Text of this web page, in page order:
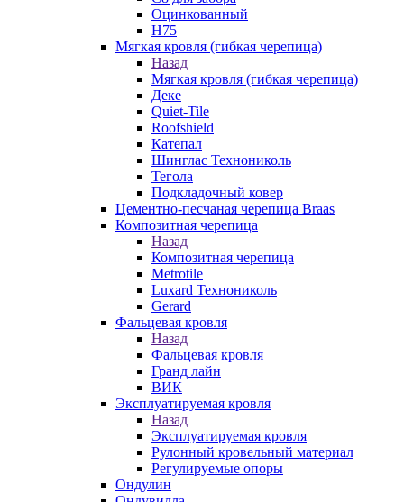
Оцинкованный
Н75
Мягкая кровля (гибкая черепица)
Назад
Мягкая кровля (гибкая черепица)
Деке
Quiet-Tile
Roofshield
Катепал
Шинглас Технониколь
Тегола
Подкладочный ковер
Цементно-песчаная черепица Braas
Композитная черепица
Назад
Композитная черепица
Metrotile
Luxard Технониколь
Gerard
Фальцевая кровля
Назад
Фальцевая кровля
Гранд лайн
ВИК
Эксплуатируемая кровля
Назад
Эксплуатируемая кровля
Рулонный кровельный материал
Регулируемые опоры
Ондулин